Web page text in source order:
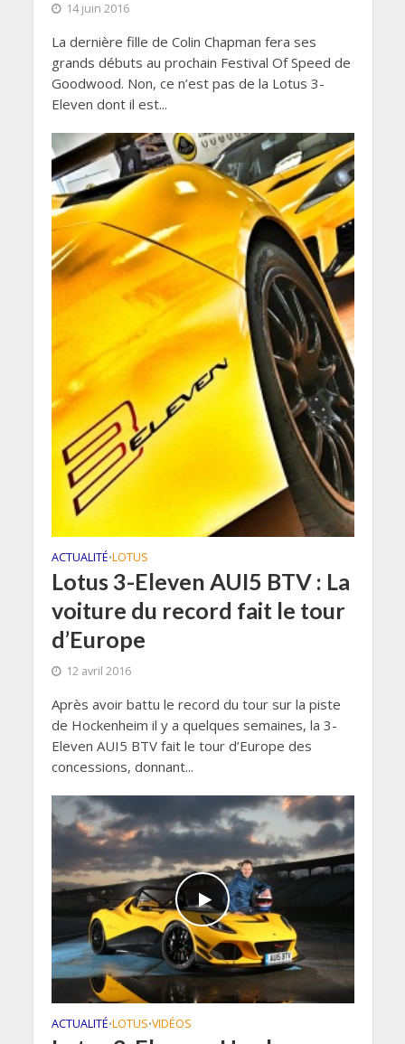
14 juin 2016
La dernière fille de Colin Chapman fera ses
grands débuts au prochain Festival Of Speed de
Goodwood. Non, ce n’est pas de la Lotus 3-
Eleven dont il est...
ACTUALITÉ•LOTUS
Lotus 3-Eleven AUI5 BTV : La
voiture du record fait le tour
d’Europe
12 avril 2016
Après avoir battu le record du tour sur la piste
de Hockenheim il y a quelques semaines, la 3-
Eleven AUI5 BTV fait le tour d’Europe des
concessions, donnant...
ACTUALITÉ•LOTUS•VIDÉOS